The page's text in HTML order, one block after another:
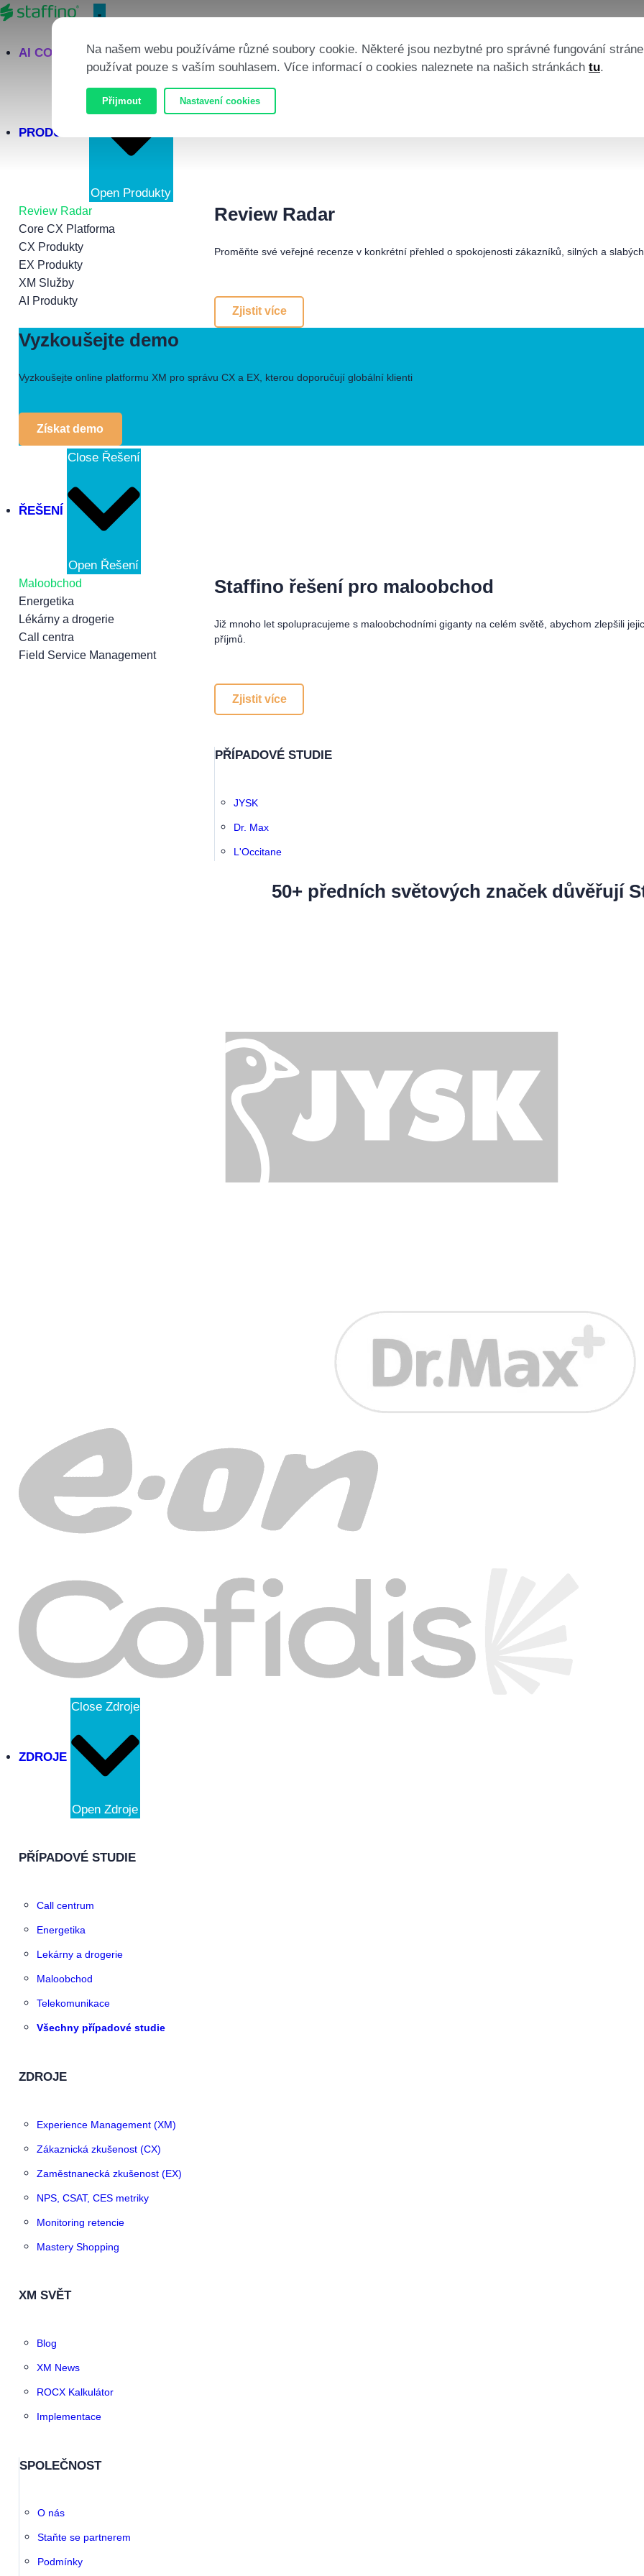
Skip to content
AI CORTEX
PRODUKTY
Close Produkty
Open Produkty
Review Radar
Core CX Platforma
CX Produkty
EX Produkty
XM Služby
AI Produkty
Review Radar
Proměňte své veřejné recenze v konkrétní přehled o spokojenosti zákazníků, silných a
Zjistit více
Vyzkoušejte demo
Vyzkoušejte online platformu XM pro správu CX a EX, kterou doporučují globální klienti
Získat demo
ŘEŠENÍ
Close Řešení
Open Řešení
Maloobchod
Energetika
Lékárny a drogerie
Call centra
Field Service Management
Staffino řešení pro maloobchod
Již mnoho let spolupracujeme s maloobchodními giganty na celém světě, abychom zlepšili
příjmů.
Zjistit více
PŘÍPADOVÉ STUDIE
JYSK
Dr. Max
L'Occitane
50+ předních světových značek důvěřují
ZDROJE
Close Zdroje
Open Zdroje
PŘÍPADOVÉ STUDIE
Call centrum
Energetika
Lekárny a drogerie
Maloobchod
Telekomunikace
Všechny případové studie
ZDROJE
Experience Management (XM)
Zákaznická zkušenost (CX)
Zaměstnanecká zkušenost (EX)
NPS, CSAT, CES metriky
Monitoring retencie
Mastery Shopping
XM SVĚT
Blog
XM News
ROCX Kalkulátor
Implementace
SPOLEČNOST
O nás
Staňte se partnerem
Podmínky
Na našem webu používáme různé soubory cookie. Některé jsou nezbytné pro správné fungování
používat pouze s vaším souhlasem. Více informací o cookies naleznete na našich stránkách tu.
Přijmout Nastavení cookies